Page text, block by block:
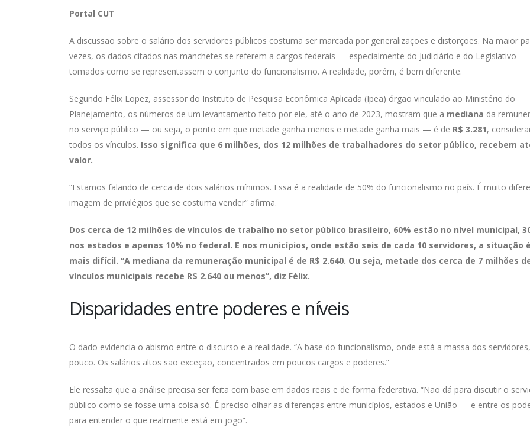
Portal CUT
A discussão sobre o salário dos servidores públicos costuma ser marcada por generalizações e distorções. Na maior
vezes, os dados citados nas manchetes se referem a cargos federais — especialmente do Judiciário e do Legislativo —
tomados como se representassem o conjunto do funcionalismo. A realidade, porém, é bem diferente.
Segundo Félix Lopez, assessor do Instituto de Pesquisa Econômica Aplicada (Ipea) órgão vinculado ao Ministério do
Planejamento, os números de um levantamento feito por ele, até o ano de 2023, mostram que a mediana da
no serviço público — ou seja, o ponto em que metade ganha menos e metade ganha mais — é de R$ 3.281,
todos os vínculos. Isso significa que 6 milhões, dos 12 milhões de trabalhadores do setor público, recebem
valor.
“Estamos falando de cerca de dois salários mínimos. Essa é a realidade de 50% do funcionalismo no país. É muito
imagem de privilégios que se costuma vender” afirma.
Dos cerca de 12 milhões de vínculos de trabalho no setor público brasileiro, 60% estão no nível municipal,
nos estados e apenas 10% no federal. E nos municípios, onde estão seis de cada 10 servidores, a situação
mais difícil. “A mediana da remuneração municipal é de R$ 2.640. Ou seja, metade dos cerca de 7 milhões
vínculos municipais recebe R$ 2.640 ou menos”, diz Félix.
Disparidades entre poderes e níveis
O dado evidencia o abismo entre o discurso e a realidade. “A base do funcionalismo, onde está a massa dos
pouco. Os salários altos são exceção, concentrados em poucos cargos e poderes.”
Ele ressalta que a análise precisa ser feita com base em dados reais e de forma federativa. “Não dá para discutir o
público como se fosse uma coisa só. É preciso olhar as diferenças entre municípios, estados e União — e entre os
para entender o que realmente está em jogo”.